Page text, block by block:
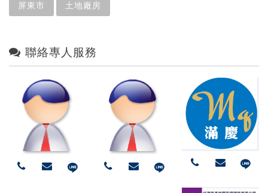
屏東市 土地廠房
聯絡專人服務